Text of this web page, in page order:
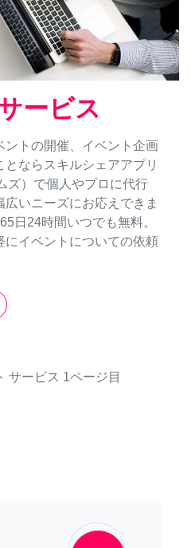
ービス
ントの開催、イベント企画
ならスキルシェアアプリ
ズ）で個人やプロに代行
いニーズにお応えできま
日24時間いつでも無料。
にイベントについての依頼
サービス 1ページ目